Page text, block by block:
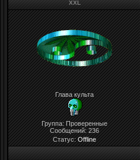
XXL
Глава культа
Группа: Проверенные
Сообщений:236
Статус:Offline